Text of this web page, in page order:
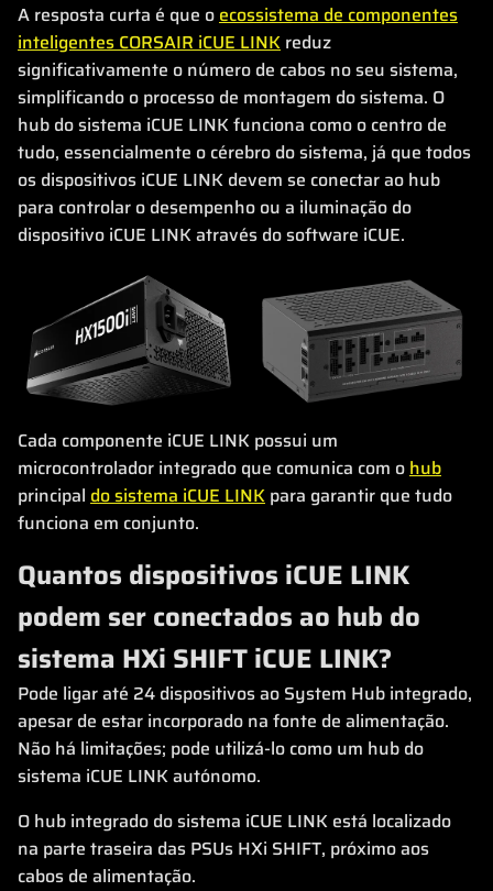
A resposta curta é que oecossistema de componentes
inteligentes CORSAIR iCUE LINK reduz
significativamente o número de cabos no seu sistema,
simplificando o processo de montagem do sistema. O
hub do sistema iCUE LINK funciona como o centro de
tudo, essencialmente o cérebro do sistema, já que todos
os dispositivos iCUE LINK devem se conectar ao hub
para controlar o desempenho ou a iluminação do
dispositivo iCUE LINK através do software iCUE.
Cada componente iCUE LINK possui um
microcontrolador integrado que comunica com o hub
principal do sistema iCUE LINK para garantir que tudo
funciona em conjunto.
Quantos dispositivos iCUE LINK
podem ser conectados ao hub do
sistema HXi SHIFT iCUE LINK?
Pode ligar até 24 dispositivos ao System Hub integrado,
apesar de estar incorporado na fonte de alimentação.
Não há limitações; pode utilizá-lo como um hub do
sistema iCUE LINK autónomo.
O hub integrado do sistema iCUE LINK está localizado
na parte traseira das PSUs HXi SHIFT, próximo aos
cabos de alimentação.